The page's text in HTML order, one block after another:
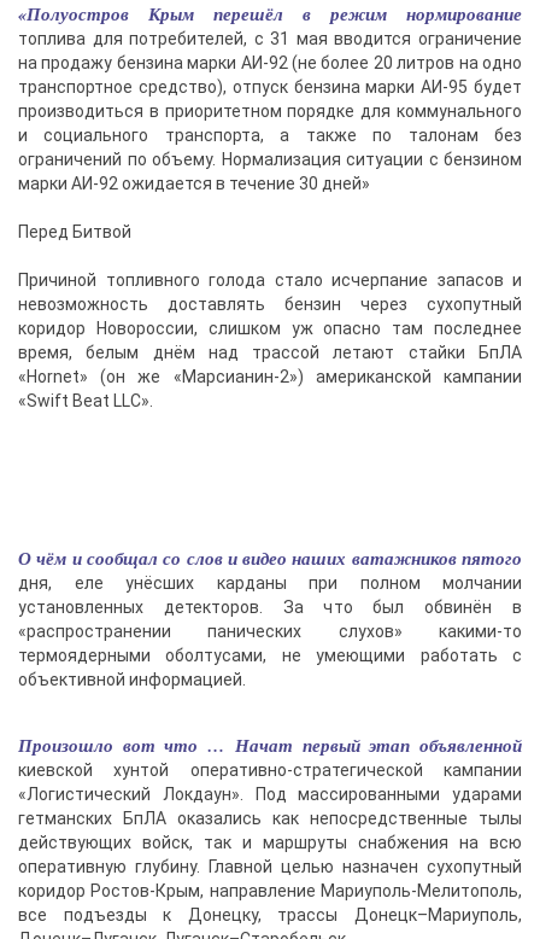
«Полуостров Крым перешёл в режим нормирование
топлива для потребителей, с 31 мая вводится ограничение
на продажу бензина марки АИ-92 (не более 20 литров на одно
транспортное средство), отпуск бензина марки АИ-95 будет
производиться в приоритетном порядке для коммунального
и социального транспорта, а также по талонам без
ограничений по объему. Нормализация ситуации с бензином
марки АИ-92 ожидается в течение 30 дней»
Перед Битвой
Причиной топливного голода стало исчерпание запасов и
невозможность доставлять бензин через сухопутный
коридор Новороссии, слишком уж опасно там последнее
время, белым днём над трассой летают стайки БпЛА
«Hornet» (он же «Марсианин-2») американской кампании
«Swift Beat LLC».
О чём и сообщал со слов и видео наших ватажников пятого
дня, еле унёсших карданы при полном молчании
установленных детекторов. За что был обвинён в
«распространении панических слухов» какими-то
термоядерными оболтусами, не умеющими работать с
объективной информацией.
Произошло вот что … Начат первый этап объявленной
киевской хунтой оперативно-стратегической кампании
«Логистический Локдаун». Под массированными ударами
гетманских БпЛА оказались как непосредственные тылы
действующих войск, так и маршруты снабжения на всю
оперативную глубину. Главной целью назначен сухопутный
коридор Ростов-Крым, направление Мариуполь-Мелитополь,
все подъезды к Донецку, трассы Донецк–Мариуполь,